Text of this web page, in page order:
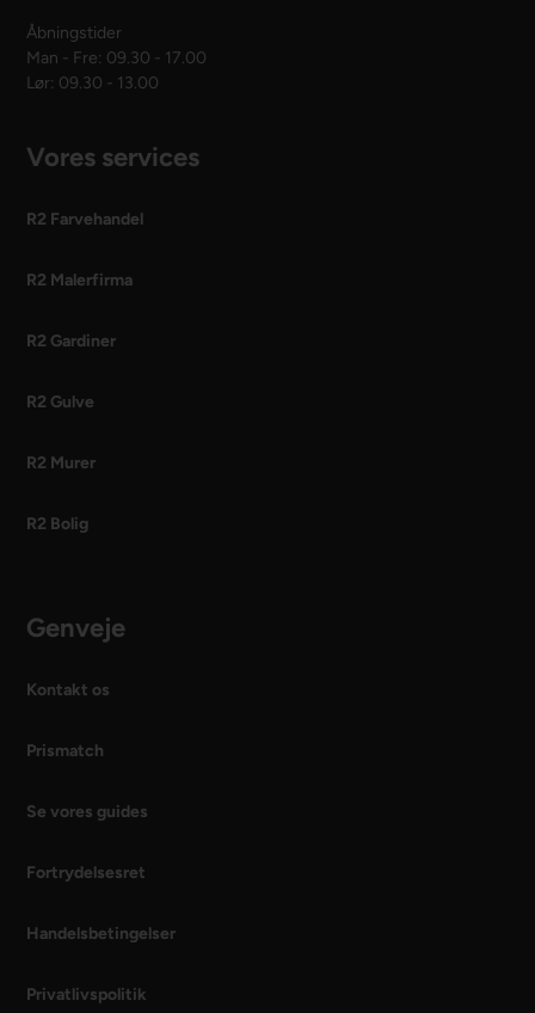
Åbningstider
Man - Fre: 09.30 - 17.00
Lør: 09.30 - 13.00
Vores services
R2 Farvehandel
R2 Malerfirma
R2 Gardiner
R2 Gulve
R2 Murer
R2 Bolig
Genveje
Kontakt os
Prismatch
Se vores guides
Fortrydelsesret
Handelsbetingelser
Privatlivspolitik